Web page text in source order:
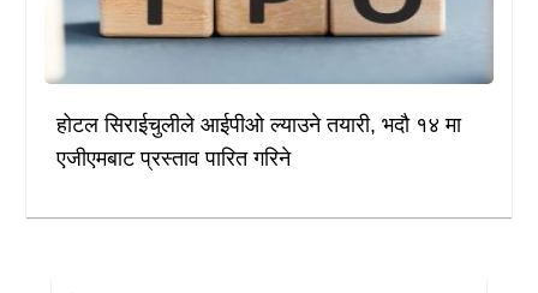
होटल सिराईचुलीले आईपीओ ल्याउने तयारी, भदौ १४ मा
एजीएमबाट प्रस्ताव पारित गरिने